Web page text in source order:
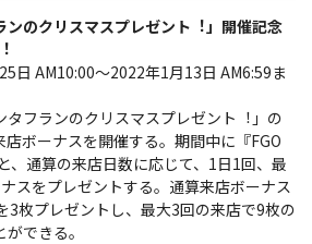
のクリスマスプレゼント︕」開催記念
日 AM10:00～2022年1月13日 AM6:59ま
フランのクリスマスプレゼント︕」の
ボーナスを開催する。期間中に『FGO
、通算の来店日数に応じて、1日1回、最
スをプレゼントする。通算来店ボーナス
3枚プレゼントし、最大3回の来店で9枚の
できる。